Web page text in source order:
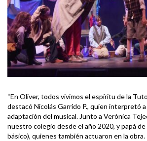
“En Oliver, todos vivimos el espíritu de la
destacó Nicolás Garrido P., quien interpretó a
adaptación del musical. Junto a Verónica
nuestro colegio desde el año 2020, y papá de
básico), quienes también actuaron en la obra.